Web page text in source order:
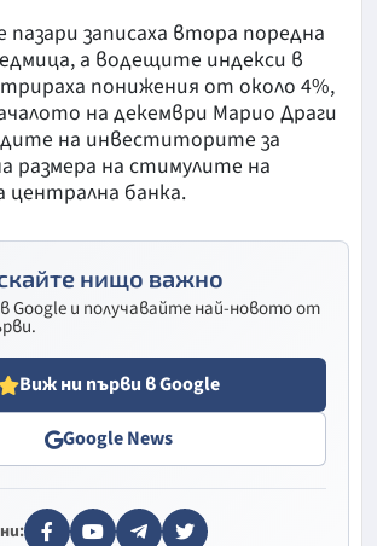
записаха втора поредна
а водещите индекси в
понижения от около 4%,
на декември Марио Драги
на инвеститорите за
размера на стимулите на
централна банка.
нищо важно
Google и получавайте най-новото от
Виж ни първи в Google
Google News